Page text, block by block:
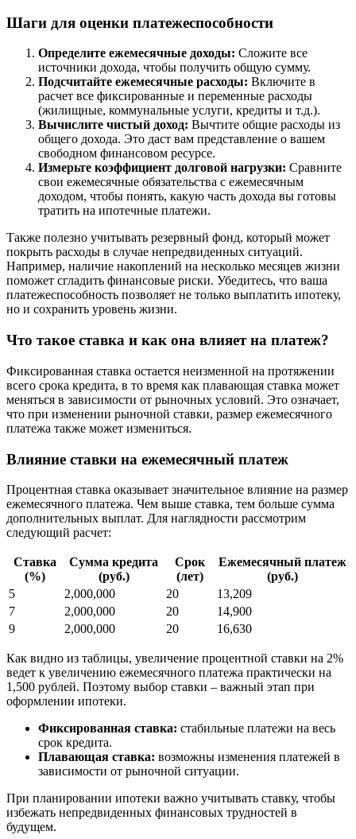
Шаги для оценки платежеспособности
Определите ежемесячные доходы: Сложите все
источники дохода, чтобы получить общую сумму.
Подсчитайте ежемесячные расходы: Включите в
расчет все фиксированные и переменные расходы
(жилищные, коммунальные услуги, кредиты и т.д.).
Вычислите чистый доход: Вычтите общие расходы из
общего дохода. Это даст вам представление о вашем
свободном финансовом ресурсе.
Измерьте коэффициент долговой нагрузки: Сравните
свои ежемесячные обязательства с ежемесячным
доходом, чтобы понять, какую часть дохода вы готовы
тратить на ипотечные платежи.
Также полезно учитывать резервный фонд, который может
покрыть расходы в случае непредвиденных ситуаций.
Например, наличие накоплений на несколько месяцев жизни
поможет сгладить финансовые риски. Убедитесь, что ваша
платежеспособность позволяет не только выплатить ипотеку,
но и сохранить уровень жизни.
Что такое ставка и как она влияет на платеж?
Фиксированная ставка остается неизменной на протяжении
всего срока кредита, в то время как плавающая ставка может
меняться в зависимости от рыночных условий. Это означает,
что при изменении рыночной ставки, размер ежемесячного
платежа также может измениться.
Влияние ставки на ежемесячный платеж
Процентная ставка оказывает значительное влияние на размер
ежемесячного платежа. Чем выше ставка, тем больше сумма
дополнительных выплат. Для наглядности рассмотрим
следующий расчет:
Ставка
(%)
Сумма кредита
(руб.)
Срок
(лет)
Ежемесячный платеж
(руб.)
5
2,000,000 20
13,209
7
2,000,000 20
14,900
9
2,000,000 20 16,630
Как видно из таблицы, увеличение процентной ставки на 2%
ведет к увеличению ежемесячного платежа практически на
1,500 рублей. Поэтому выбор ставки – важный этап при
оформлении ипотеки.
Фиксированная ставка: стабильные платежи на весь
срок кредита.
Плавающая ставка: возможны изменения платежей в
зависимости от рыночной ситуации.
При планировании ипотеки важно учитывать ставку, чтобы
избежать непредвиденных финансовых трудностей в
будущем.